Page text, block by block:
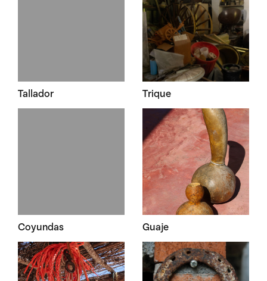
Tallador Trique
Coyundas Guaje